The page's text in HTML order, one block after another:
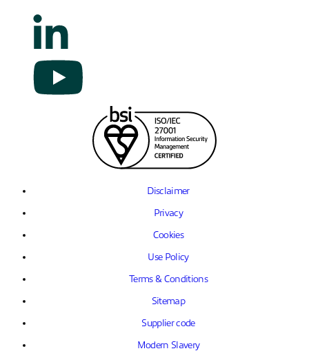
Disclaimer
Privacy
Cookies
Use Policy
Terms & Conditions
Sitemap
Supplier code
Modern Slavery